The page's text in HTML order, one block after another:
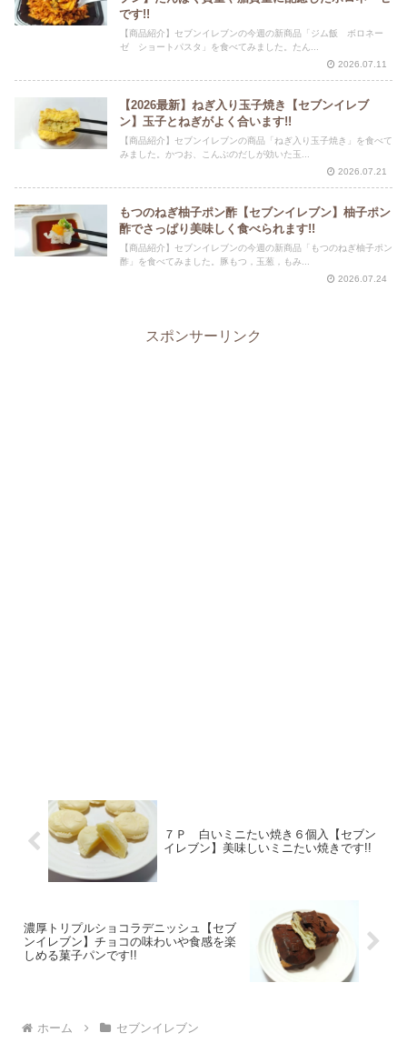
です!!
【商品紹介】セブンイレブンの今週の新商品「ジム飯 ボロネー
ゼ ショートパスタ」を食べてみました。たん...
2026.07.11
【2026最新】ねぎ入り玉子焼き【セブンイレブ
ン】玉子とねぎがよく合います!!
【商品紹介】セブンイレブンの商品「ねぎ入り玉子焼き」を食べて
みました。かつお、こんぶのだしが効いた玉...
2026.07.21
もつのねぎ柚子ポン酢【セブンイレブン】柚子ポン
酢でさっぱり美味しく食べられます!!
【商品紹介】セブンイレブンの今週の新商品「もつのねぎ柚子ポン
酢」を食べてみました。豚もつ，玉葱，もみ...
2026.07.24
スポンサーリンク
７Ｐ 白いミニたい焼き６個入【セブン
イレブン】美味しいミニたい焼きです!!
濃厚トリプルショコラデニッシュ【セブ
ンイレブン】チョコの味わいや食感を楽
しめる菓子パンです!!
ホーム セブンイレブン